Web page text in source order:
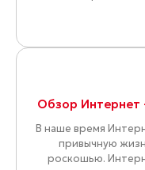
Обзор Интернет
В наше время
привычную
роскошью.